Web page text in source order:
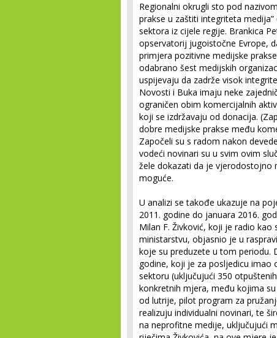
Regionalni okrugli sto pod
prakse u zaštiti integriteta
sektora iz cijele regije. Brankica
opservatorij jugoistočne Evrope,
primjera pozitivne medijske
odabrano šest medijskih
uspijevaju da zadrže visok
Novosti i Buka imaju neke
ograničen obim komercijalnih
koji se izdržavaju od donacija.
dobre medijske prakse među
Započeli su s radom nakon
vodeći novinari su u svim ovim
žele dokazati da je vjerodostojno
moguće.
U analizi se takođe ukazuje na
2011. godine do januara 2016.
Milan F. Živković, koji je radio
ministarstvu, objasnio je u
koje su preduzete u tom periodu.
godine, koji je za posljedicu
sektoru (uključujući 350
konkretnih mjera, među kojima
od lutrije, pilot program za
realizuju individualni novinari, te
na neprofitne medije, uključujući